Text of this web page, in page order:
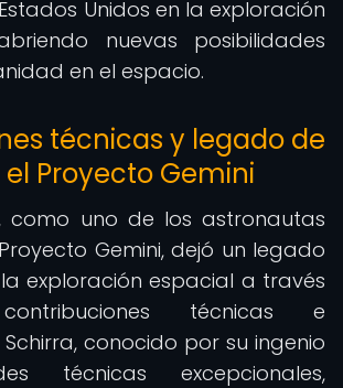
Unidos en la exploración
nuevas posibilidades
en el espacio.
técnicas y legado de
Proyecto Gemini
como uno de los astronautas
Gemini, dejó un legado
exploración espacial a través
técnicas e
Schirra, conocido por su ingenio
técnicas excepcionales,